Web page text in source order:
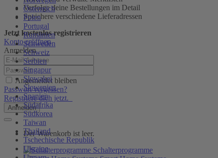
Österreich
Polen
Portugal
Rumänien
Schweden
Schweiz
Serbien
Singapur
Slowakei
Slowenien
Spanien
Südafrika
Südkorea
Taiwan
Thailand
Tschechische Republik
Ukraine
Verfolge deine Bestellungen im Detail
Speichere verschiedene Lieferadressen
Jetzt kostenlos registrieren
Konto eröffnen
Anmelden
Angemeldet bleiben
Passwort vergessen?
Registriere dich jetzt.
Anmelden
Der Warenkorb ist leer.
Schalterprogramme